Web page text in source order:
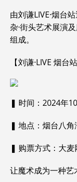
由刘谦LIVE·烟台
杂·街头艺术展演
组成。
【刘谦·LIVE 烟台站
❚ 时间：2024年
❚ 地点：烟台八
❚ 购票方式：大麦
让魔术成为一种艺